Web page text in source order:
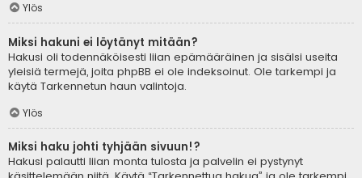
Ylös
Miksi hakuni ei löytänyt mitään?
Hakusi oli todennäköisesti liian epämääräinen ja sisälsi useita
yleisiä termejä, joita phpBB ei ole indeksoinut. Ole tarkempi ja
käytä Tarkennetun haun valintoja.
Ylös
Miksi haku johti tyhjään sivuun!?
Hakusi palautti liian monta tulosta ja palvelin ei pystynyt